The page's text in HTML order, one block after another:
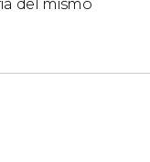
del mismo